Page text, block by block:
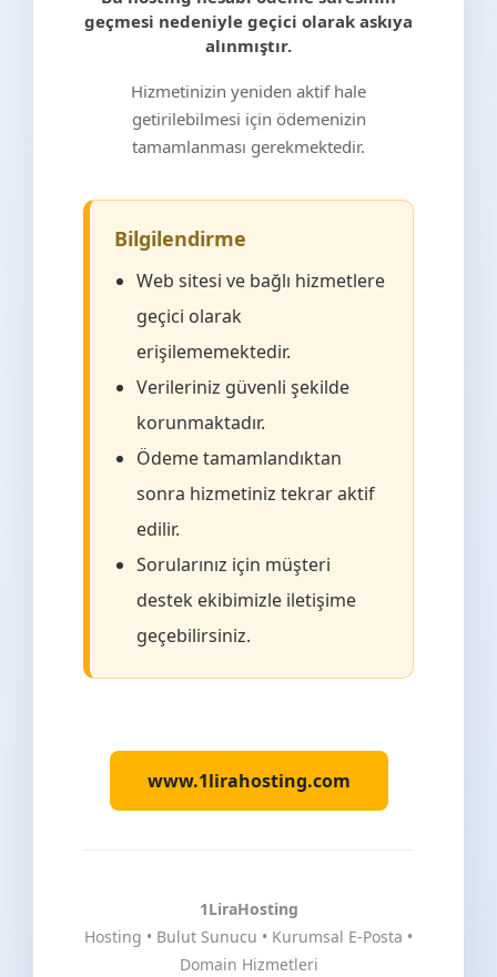
geçmesi nedeniyle geçici olarak askıya
alınmıştır.
Hizmetinizin yeniden aktif hale
getirilebilmesi için ödemenizin
tamamlanması gerekmektedir.
Bilgilendirme
Web sitesi ve bağlı hizmetlere
geçici olarak
erişilememektedir.
Verileriniz güvenli şekilde
korunmaktadır.
Ödeme tamamlandıktan
sonra hizmetiniz tekrar aktif
edilir.
Sorularınız için müşteri
destek ekibimizle iletişime
geçebilirsiniz.
www.1lirahosting.com
1LiraHosting
Hosting • Bulut Sunucu • Kurumsal E-Posta •
Domain Hizmetleri